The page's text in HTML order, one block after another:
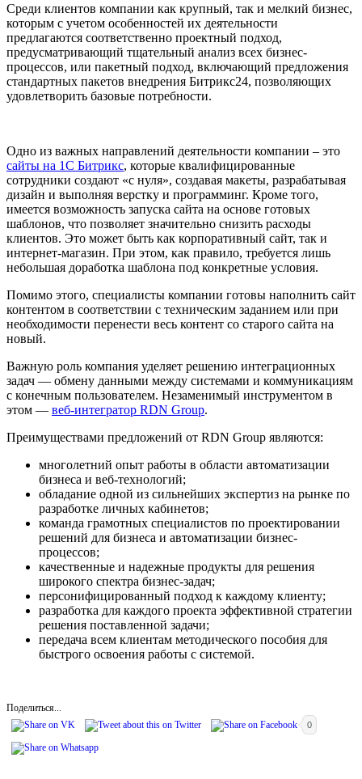
Среди клиентов компании как крупный, так и мелкий бизнес,
которым с учетом особенностей их деятельности
предлагаются соответственно проектный подход,
предусматривающий тщательный анализ всех бизнес-
процессов, или пакетный подход, включающий предложения
стандартных пакетов внедрения Битрикс24, позволяющих
удовлетворить базовые потребности.
Одно из важных направлений деятельности компании – это
сайты на 1С Битрикс, которые квалифицированные
сотрудники создают «с нуля», создавая макеты, разрабатывая
дизайн и выполняя верстку и программинг. Кроме того,
имеется возможность запуска сайта на основе готовых
шаблонов, что позволяет значительно снизить расходы
клиентов. Это может быть как корпоративный сайт, так и
интернет-магазин. При этом, как правило, требуется лишь
небольшая доработка шаблона под конкретные условия.
Помимо этого, специалисты компании готовы наполнить сайт
контентом в соответствии с техническим заданием или при
необходимости перенести весь контент со старого сайта на
новый.
Важную роль компания уделяет решению интеграционных
задач — обмену данными между системами и коммуникациям
с конечным пользователем. Незаменимый инструментом в
этом — веб-интегратор RDN Group.
Преимуществами предложений от RDN Group являются:
многолетний опыт работы в области автоматизации
бизнеса и веб-технологий;
обладание одной из сильнейших экспертиз на рынке по
разработке личных кабинетов;
команда грамотных специалистов по проектировании
решений для бизнеса и автоматизации бизнес-
процессов;
качественные и надежные продукты для решения
широкого спектра бизнес-задач;
персонифицированный подход к каждому клиенту;
разработка для каждого проекта эффективной стратегии
решения поставленной задачи;
передача всем клиентам методического пособия для
быстрого освоения работы с системой.
Поделиться...
0